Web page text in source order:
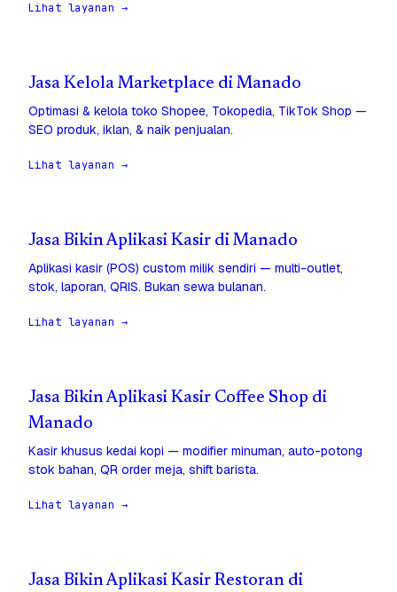
Lihat layanan →
Jasa Kelola Marketplace di Manado
Optimasi & kelola toko Shopee, Tokopedia, TikTok Shop —
SEO produk, iklan, & naik penjualan.
Lihat layanan →
Jasa Bikin Aplikasi Kasir di Manado
Aplikasi kasir (POS) custom milik sendiri — multi-outlet,
stok, laporan, QRIS. Bukan sewa bulanan.
Lihat layanan →
Jasa Bikin Aplikasi Kasir Coffee Shop di
Manado
Kasir khusus kedai kopi — modifier minuman, auto-potong
stok bahan, QR order meja, shift barista.
Lihat layanan →
Jasa Bikin Aplikasi Kasir Restoran di